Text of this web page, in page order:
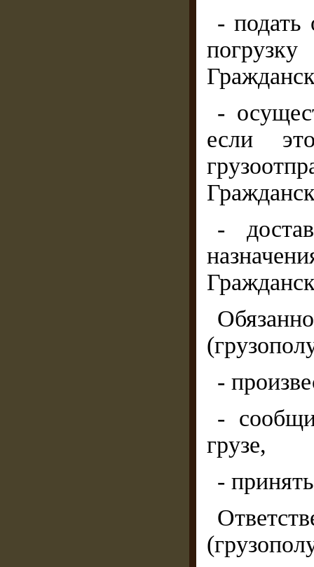
- подать
-
если
-
-
-
грузе,
-